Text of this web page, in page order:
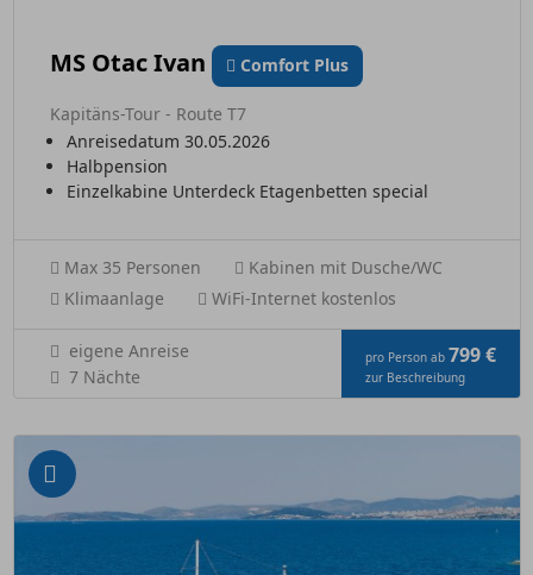
MS Otac Ivan Comfort Plus
Kapitäns-Tour - Route T7
Anreisedatum 30.05.2026
Halbpension
Einzelkabine Unterdeck Etagenbetten special
Max 35 Personen
Kabinen mit Dusche/WC
Klimaanlage
WiFi-Internet kostenlos
eigene Anreise
7 Nächte
pro Person ab 799 €
zur Beschreibung